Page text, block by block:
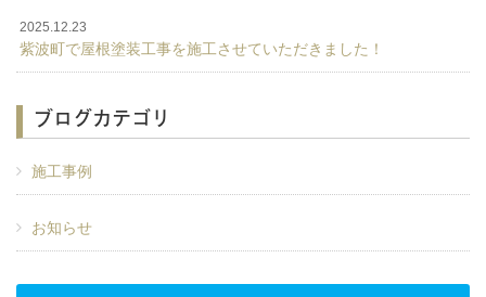
2025.12.23
紫波町で屋根塗装工事を施工させていただきました！
ブログカテゴリ
施工事例
お知らせ